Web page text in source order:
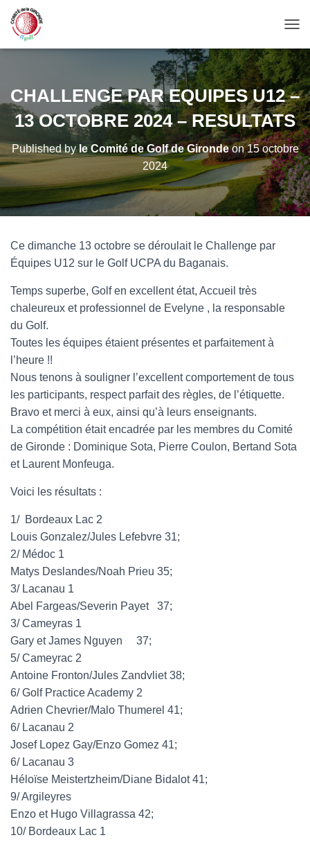
CHALLENGE PAR EQUIPES U12 –
13 OCTOBRE 2024 – RESULTATS
Published by le Comité de Golf de Girondeon15 octobre
2024
Ce dimanche 13 octobre se déroulait le Challenge par
Équipes U12 sur le Golf UCPA du Baganais.
Temps superbe, Golf en excellent état, Accueil très
chaleureux et professionnel de Evelyne , la responsable
du Golf.
Toutes les équipes étaient présentes et parfaitement à
l’heure !!
Nous tenons à souligner l’excellent comportement de tous
les participants, respect parfait des règles, de l’étiquette.
Bravo et merci à eux, ainsi qu’à leurs enseignants.
La compétition était encadrée par les membres du Comité
de Gironde : Dominique Sota, Pierre Coulon, Bertand Sota
et Laurent Monfeuga.
Voici les résultats :
1/ Bordeaux Lac 2
Louis Gonzalez/Jules Lefebvre 31;
2/ Médoc 1
Matys Deslandes/Noah Prieu 35;
3/ Lacanau 1
Abel Fargeas/Severin Payet 37;
3/ Cameyras 1
Gary et James Nguyen 37;
5/ Cameyrac 2
Antoine Fronton/Jules Zandvliet 38;
6/ Golf Practice Academy 2
Adrien Chevrier/Malo Thumerel 41;
6/ Lacanau 2
Josef Lopez Gay/Enzo Gomez 41;
6/ Lacanau 3
Héloïse Meistertzheim/Diane Bidalot 41;
9/ Argileyres
Enzo et Hugo Villagrassa 42;
10/ Bordeaux Lac 1